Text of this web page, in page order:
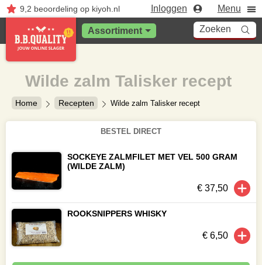
9,2 beoordelingop kiyoh.nl Inloggen Menu
Assortiment Zoeken
Home Recepten Wilde zalm Talisker recept
Wilde zalm Talisker recept
BESTEL DIRECT
SOCKEYE ZALMFILET MET VEL 500 GRAM
(WILDE ZALM)
€ 37,50
ROOKSNIPPERS WHISKY
€ 6,50